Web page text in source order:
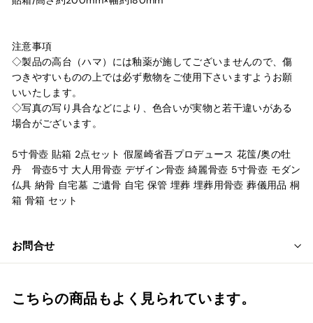
注意事項
◇製品の高台（ハマ）には釉薬が施してございませんので、傷
つきやすいものの上では必ず敷物をご使用下さいますようお願
いいたします。
◇写真の写り具合などにより、色合いが実物と若干違いがある
場合がございます。
5寸骨壺 貼箱 2点セット 假屋崎省吾プロデュース 花筺/奥の牡
丹 骨壺5寸 大人用骨壺 デザイン骨壺 綺麗骨壺 5寸骨壺 モダン
仏具 納骨 自宅墓 ご遺骨 自宅 保管 埋葬 埋葬用骨壺 葬儀用品 桐
箱 骨箱 セット
お問合せ
こちらの商品もよく見られています。